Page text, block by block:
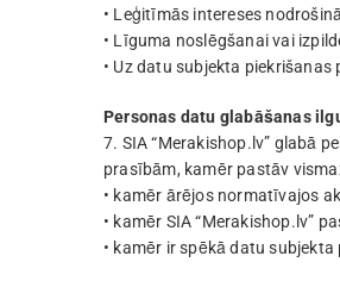
• Leģitīmās intereses
• Līguma noslēgšanai vai
• Uz datu subjekta piekrišanas
Personas datu glabāšanas
7. SIA “Merakishop.lv” glabā
prasībām, kamēr pastāv
• kamēr ārējos normatīvajos
• kamēr SIA “Merakishop.lv”
• kamēr ir spēkā datu